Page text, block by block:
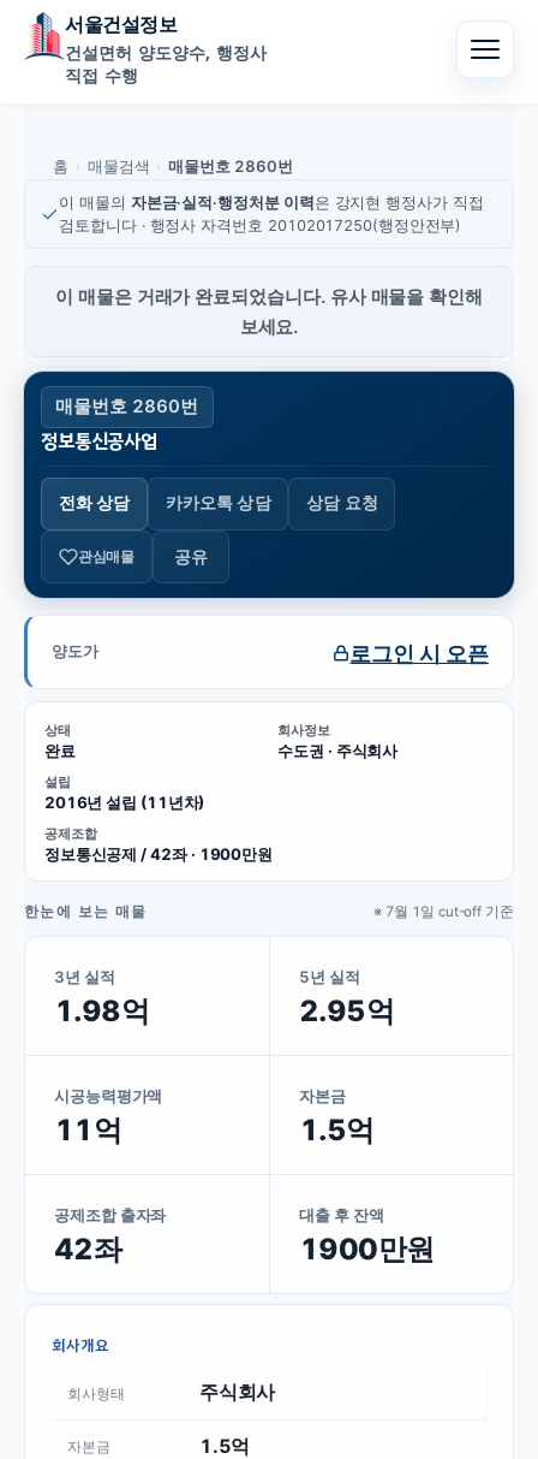
서울건설정보
건설면허 양도양수, 행정사
직접 수행
홈 › 매물검색 › 매물번호 2860번
이 매물의 자본금·실적·행정처분 이력 은 강지현 행정사가 직접
검토합니다 · 행정사 자격번호 20102017250(행정안전부)
이 매물은 거래가 완료되었습니다. 유사 매물을 확인해
보세요.
매물번호 2860번
정보통신공사업
전화 상담 카카오톡 상담 상담 요청
관심매물 공유
양도가 로그인 시 오픈
상태
완료
회사정보
수도권 · 주식회사
설립
2016년 설립 (11년차)
공제조합
정보통신공제 / 42좌 · 1900만원
한눈에 보는 매물 ※ 7월 1일 cut-off 기준
3년 실적
1.98억
5년 실적
2.95억
시공능력평가액
11억
자본금
1.5억
공제조합 출자좌
42좌
대출 후 잔액
1900만원
회사개요
회사형태 주식회사
자본금 1.5억